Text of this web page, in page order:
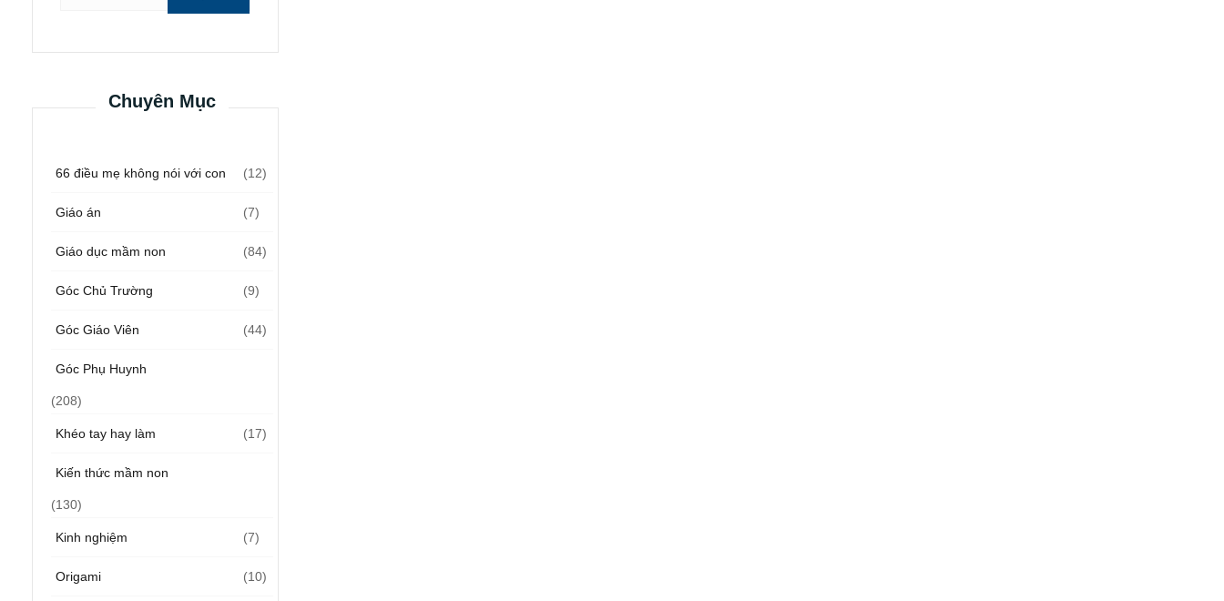
Chuyên Mục
66 điều mẹ không nói với con (12)
Giáo án (7)
Giáo dục mầm non (84)
Góc Chủ Trường (9)
Góc Giáo Viên (44)
Góc Phụ Huynh
(208)
Khéo tay hay làm (17)
Kiến thức mầm non
(130)
Kinh nghiệm (7)
Origami (10)